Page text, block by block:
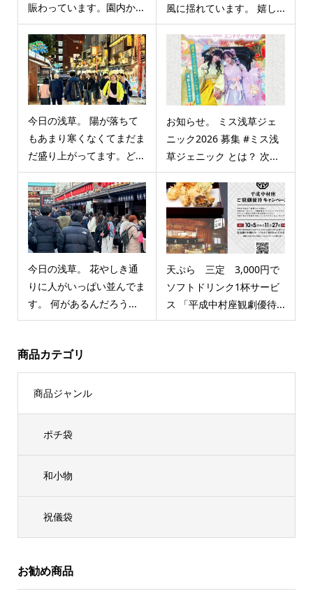
賑わっています。園内か...
風に揺れています。 嬉し...
今日の浅草。 陽が落ちて
もあまり寒くなくてまだま
だ盛り上がってます。ど...
お知らせ。 ミス浅草ジェ
ニック2026 募集 #ミス浅
草ジェニック とは？ 次...
今日の浅草。 花やしき通
りに人がいっぱい並んでま
す。 何があるんだろう...
天ぷら 三定 3,000円で
ソフトドリンク1杯サービ
ス 「平成中村座観劇優待...
商品カテゴリ
商品ジャンル
ポチ袋
和小物
祝儀袋
お勧め商品